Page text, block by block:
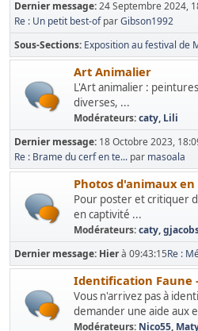
Dernier message:24 Septembre 2024,
Re : Un petit best-ofparGibson1992
Sous-Sections Exposition au festival de
Art Animalier
L'Art animalier :
diverses, ...
Modérateurs:caty, Lili
Dernier message: 18 Octobre 2023,
Re : Brame du cerf en te... par masoala
Photos d'animaux
Pour poster et critiquer
en captivité ...
Modérateurs:caty,
Dernier message: Hierà 09:43:15Re :
Identification Faune
Vous n'arrivez pas à
demander une aide aux
Modérateurs: Nico55,